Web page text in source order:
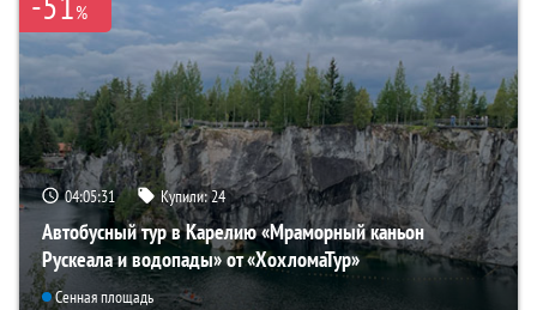
%
04:05:30 Купили:24
Автобусный тур в Карелию «Мраморный каньон
Рускеала и водопады» от «ХохломаТур»
Сенная площадь